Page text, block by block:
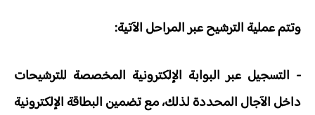
وتتم عملية الترشيح عبر المراحل الآتية:
- التسجيل عبر البوابة الإلكترونية المخصصة للترشيحات
داخل الآجال المحددة لذلك، مع تضمين البطاقة الإلكترونية